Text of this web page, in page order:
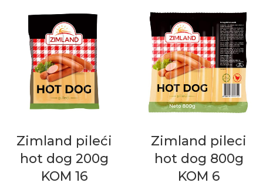
Zimland pileći
hot dog 200g
KOM 16
Zimland pileci
hot dog 800g
KOM 6